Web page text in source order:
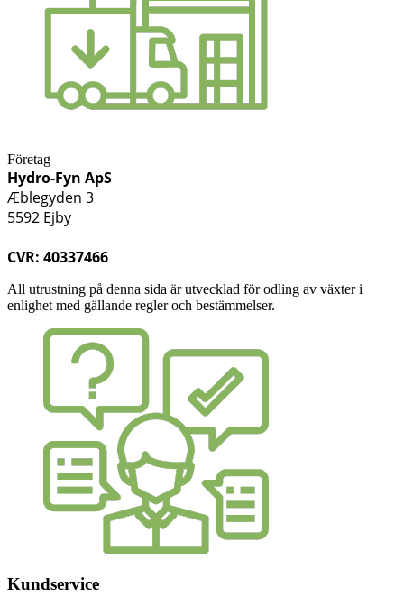
Företag
Hydro-Fyn ApS
Æblegyden 3
5592 Ejby
CVR: 40337466
All utrustning på denna sida är utvecklad för odling av växter i
enlighet med gällande regler och bestämmelser.
Kundservice